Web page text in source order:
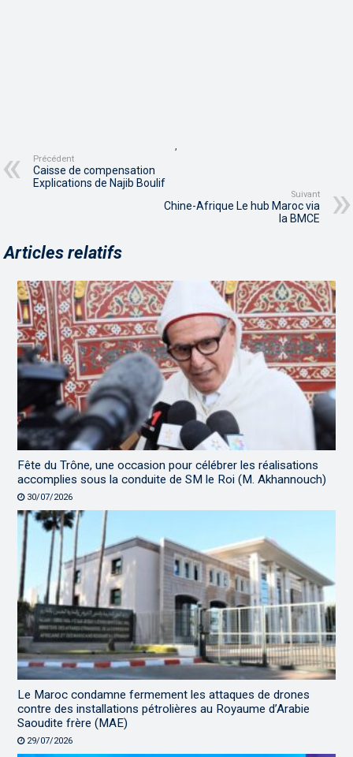
,
Précédent
Caisse de compensation
Explications de Najib Boulif
Suivant
Chine-Afrique Le hub Maroc via
la BMCE
Articles relatifs
Fête du Trône, une occasion pour célébrer les réalisations
accomplies sous la conduite de SM le Roi (M. Akhannouch)
30/07/2026
Le Maroc condamne fermement les attaques de drones
contre des installations pétrolières au Royaume d’Arabie
Saoudite frère (MAE)
29/07/2026